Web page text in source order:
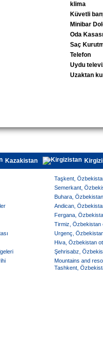
klima
Küvetli
Minibar
Oda Kasası
Saç
Telefon
Uydu
Uzaktan
Kazakistan
Taşkent,
Semerkant,
Buhara,
Andican,
Fergana,
Tirmiz, Özbekistan
Urgenç,
Hiva, Özbekistan
Şehrisabz,
Mountains and
Tashkent,